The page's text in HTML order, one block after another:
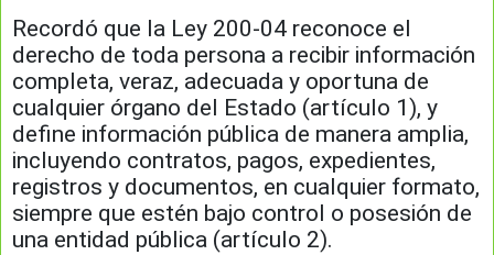
Recordó que la Ley 200-04 reconoce el
derecho de toda persona a recibir información
completa, veraz, adecuada y oportuna de
cualquier órgano del Estado (artículo 1), y
define información pública de manera amplia,
incluyendo contratos, pagos, expedientes,
registros y documentos, en cualquier formato,
siempre que estén bajo control o posesión de
una entidad pública (artículo 2).